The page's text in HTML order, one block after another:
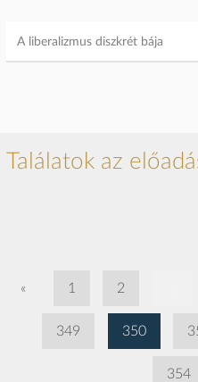
Találatok az
« 1 2
349 350
354